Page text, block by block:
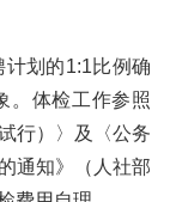
划的1:1比例确
。体检工作参照
行）〉及〈公务
通知》（人社部